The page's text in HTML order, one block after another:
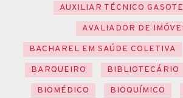
AUXILIAR TÉCNICO
AVALIADOR DE
BACHAREL EM SAÚDE COLETIVA
BARQUEIRO
BIBLIOTECÁRIO
BIOMÉDICO
BIOQUÍMICO